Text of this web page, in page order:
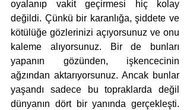
oyalanıp vakit geçirmesi hiç kolay
değildi. Çünkü bir karanlığa, şiddete ve
kötülüğe gözlerinizi açıyorsunuz ve onu
kaleme alıyorsunuz. Bir de bunları
yapanın gözünden, işkencecinin
ağzından aktarıyorsunuz. Ancak bunlar
yaşandı sadece bu topraklarda değil
dünyanın dört bir yanında gerçekleşti.